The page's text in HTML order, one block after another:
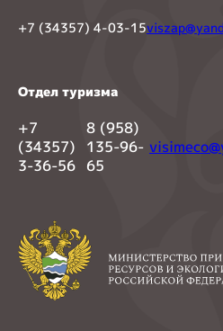
+7 (34357) 4-03-15
Отдел туризма
+7
(34357)
3-36-56
8 (958)
135-96-
65